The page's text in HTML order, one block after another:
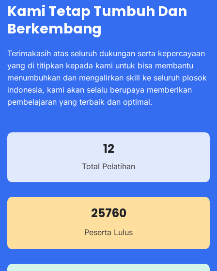
Kami Tetap Tumbuh Dan
Berkembang
Terimakasih atas seluruh dukungan serta kepercayaan
yang di titipkan kepada kami untuk bisa membantu
menumbuhkan dan mengalirkan skill ke seluruh plosok
indonesia, kami akan selalu berupaya memberikan
pembelajaran yang terbaik dan optimal.
12
Total Pelatihan
25760
Peserta Lulus